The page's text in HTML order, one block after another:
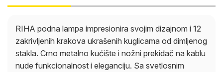
RIHA podna lampa impresionira svojim dizajnom i 12
zakrivljenih krakova ukrašenih kuglicama od dimljenog
stakla. Crno metalno kućište i nožni prekidač na kablu
nude funkcionalnost i eleganciju. Sa svetlosnim